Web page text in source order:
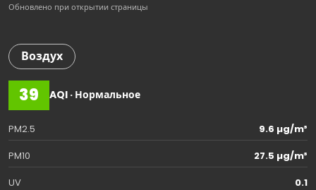
Обновлено при открытии страницы
Воздух
39 AQI · Нормальное
PM2.5
9.6 µg/m³
PM10
27.5 µg/m³
UV
0.1